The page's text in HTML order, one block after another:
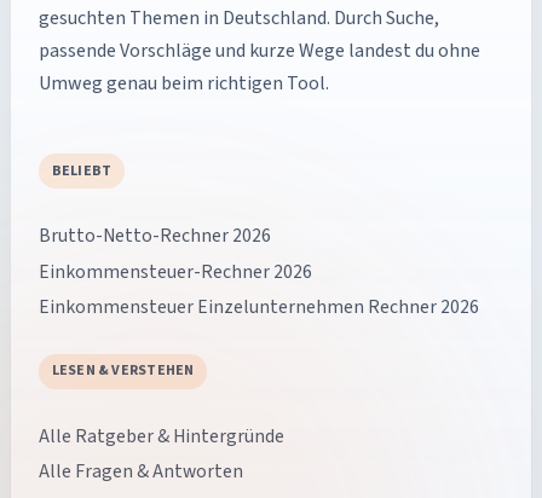
gesuchten Themen in Deutschland. Durch Suche,
passende Vorschläge und kurze Wege landest du ohne
Umweg genau beim richtigen Tool.
BELIEBT
Brutto-Netto-Rechner 2026
Einkommensteuer-Rechner 2026
Einkommensteuer Einzelunternehmen Rechner 2026
LESEN & VERSTEHEN
Alle Ratgeber & Hintergründe
Alle Fragen & Antworten